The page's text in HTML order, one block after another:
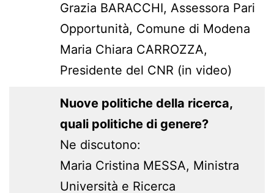
Grazia BARACCHI, Assessora Pari
Opportunità, Comune di Modena
Maria Chiara CARROZZA,
Presidente del CNR (in video)
Nuove politiche della ricerca,
quali politiche di genere?
Ne discutono:
Maria Cristina MESSA, Ministra
Università e Ricerca